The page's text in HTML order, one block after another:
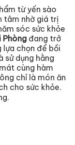
từ yến sào
tâm nhờ giá trị
sóc sức khỏe
Phòng đang trở
lựa chọn để bồi
sử dụng hằng
cùng hàm
chỉ là món ăn
cho sức khỏe.